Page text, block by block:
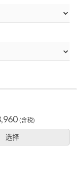
(含税)
选择